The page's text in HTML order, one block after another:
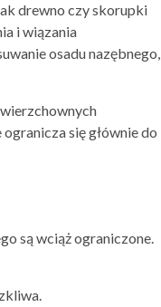
drewno czy skorupki
i wiązania
osadu nazębnego,
się głównie do
są wciąż ograniczone.